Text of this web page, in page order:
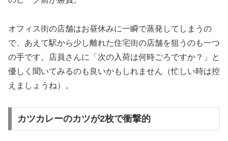
オフィス街の店舗はお昼休みに一瞬で蒸発してしまうの
で、あえて駅から少し離れた住宅街の店舗を狙うのも一つ
の手です。店員さんに「次の入荷は何時ごろですか？」と
優しく聞いてみるのも良いかもしれません（忙しい時は控
えましょうね）。
カツカレーのカツが2枚で衝撃的